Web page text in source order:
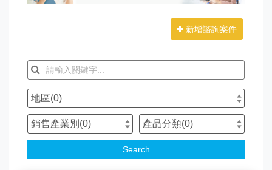
新增諮詢案件
地區(0)
銷售產業別(0) 產品分類(0)
Search